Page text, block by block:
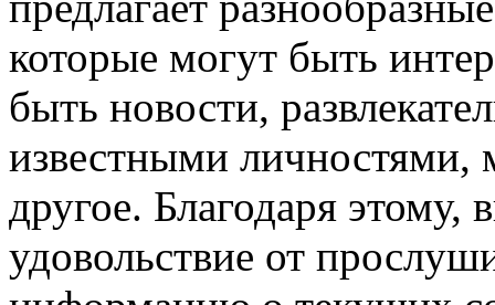
которые могут быть
быть новости,
известными личностями,
другое. Благодаря этому,
удовольствие от